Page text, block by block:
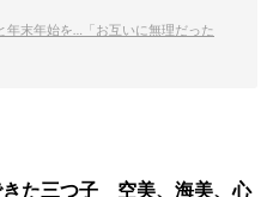
末年始を…「お互いに無理だった
た三つ子 空美、海美、心